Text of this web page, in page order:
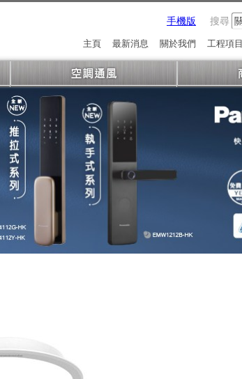
手機版 搜尋
工程項目
關於我們
最新消息
主頁